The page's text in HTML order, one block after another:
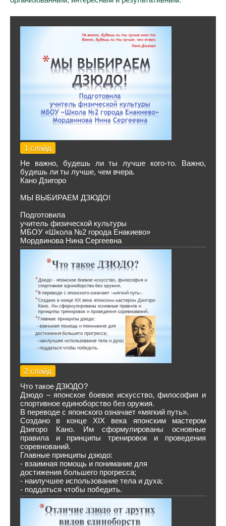
1 слайд
Не важно, будешь ли ты лучше кого-то. Важно,
будешь ли ты лучше, чем вчера.
Кано Дзигоро
МЫ ВЫБИРАЕМ ДЗЮДО!
Подготовила
учитель физической культуры
МБОУ «Школа №2 города Енакиево»
Мордвинова Нина Сергеевна
2 слайд
Что такое ДЗЮДО?
Дзюдо – японское боевое искусство, философия и
спортивное единоборство без оружия.
В переводе с японского означает «мягкий путь».
Создано в конце XIX века японским мастером
Дзигоро Кано. Им сформулированы основные
правила и принципы тренировок и проведения
соревнований.
Главные принципы дзюдо:
- взаимная помощь и понимание для
достижения большего прогресса;
- наилучшее использование тела и духа;
- поддаться чтобы победить.